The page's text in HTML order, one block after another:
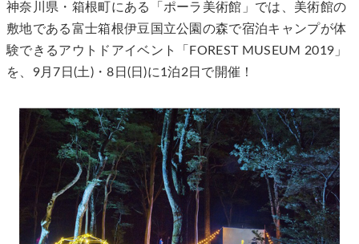
​神奈川県・箱根町にある「ポーラ美術館」では、美術館の
敷地である富士箱根伊豆国立公園の森で宿泊キャンプが体
験できるアウトドアイベント「FOREST MUSEUM 2019」
を、9月7日(土)・8日(日)に1泊2日で開催！